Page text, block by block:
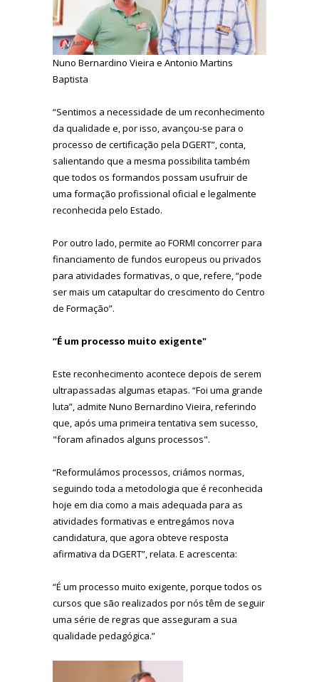
Nuno Bernardino Vieira e Antonio Martins
Baptista
“Sentimos a necessidade de um reconhecimento
da qualidade e, por isso, avançou-se para o
processo de certificação pela DGERT”, conta,
salientando que a mesma possibilita também
que todos os formandos possam usufruir de
uma formação profissional oficial e legalmente
reconhecida pelo Estado.
Por outro lado, permite ao FORMI concorrer para
financiamento de fundos europeus ou privados
para atividades formativas, o que, refere, “pode
ser mais um catapultar do crescimento do Centro
de Formação”.
“É um processo muito exigente"
Este reconhecimento acontece depois de serem
ultrapassadas algumas etapas. “Foi uma grande
luta”, admite Nuno Bernardino Vieira, referindo
que, após uma primeira tentativa sem sucesso,
"foram afinados alguns processos".
“Reformulámos processos, criámos normas,
seguindo toda a metodologia que é reconhecida
hoje em dia como a mais adequada para as
atividades formativas e entregámos nova
candidatura, que agora obteve resposta
afirmativa da DGERT”, relata. E acrescenta:
“É um processo muito exigente, porque todos os
cursos que são realizados por nós têm de seguir
uma série de regras que asseguram a sua
qualidade pedagógica.”